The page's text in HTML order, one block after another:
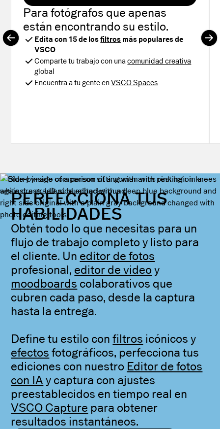
Para fotógrafos que apenas
están encontrando su estilo.
Edita con 15 de losfiltros más populares de
VSCO
Comparte tu trabajo con unacomunidad creativa
global
Encuentra a tu gente enVSCO Spaces
PERFECCIONA TUS
HABILIDADES
Obtén todo lo que necesitas para un
flujo de trabajo completo y listo para
el cliente. Un editor de fotos
profesional, editor de videoy
moodboards colaborativos que
cubren cada paso, desde la captura
hasta la entrega.
Define tu estilo confiltros icónicos y
efectos fotográficos, perfecciona tus
ediciones con nuestro Editor de fotos
con IA y captura con ajustes
preestablecidos en tiempo real en
VSCO Capture para obtener
resultados instantáneos.